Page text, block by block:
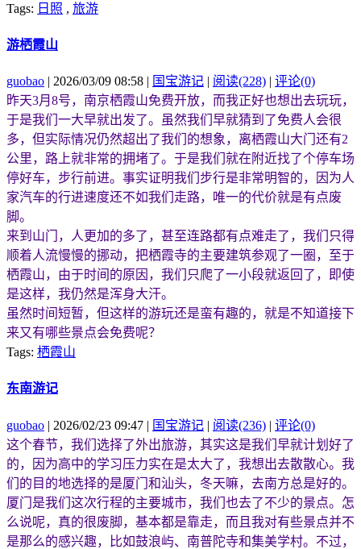
Tags: 日照 , 旅游
游栖霞山
guobao | 2026/03/09 08:58 | 国宝游记 | 阅读(228) | 评论(0)
昨天3月8号，南京栖霞山免费开放，而我正好也想出去玩玩，
于是我们一大早就出发了。虽然我们早就猜到了免费人会很
多，但实际情况仍然超出了我们的想象，离栖霞山大门还有2
公里，路上就非常的拥堵了。于是我们就在附近找了个停车场
停好车，步行前进。事实证明我们步行是非常明智的，因为人
家汽车的行进速度还不如我们走路，唯一的代价就是有点废
脚。
来到山门，人更加的多了，甚至连路都有点难走了，我们只得
顺着人流慢慢的挪动，把栖霞寺的主要建筑参观了一圈，至于
栖霞山，由于时间的原因，我们只爬了一小段就返回了，即使
是这样，我仍然是浑身大汗。
虽然时间短暂，但这样的游玩还是蛮有趣的，就是不知道接下
来又有哪些景点会免费呢？
Tags: 栖霞山
东南游记
guobao | 2026/02/23 09:47 | 国宝游记 | 阅读(236) | 评论(0)
这个春节，我们选择了外出旅游，其实这是我们早就计划好了
的，因为高中的学习压力实在是太大了，我想出去散散心。我
们的目的地选择的是厦门和汕头，冬天嘛，去南方总是好的。
厦门是我们这次行程的主要城市，我们也去了不少的景点。怎
么说呢，真的很废脚，基本都是靠走，而且我对有些景点并不
是那么的感兴趣，比如鼓浪屿、南普陀寺和集美学村。不过，